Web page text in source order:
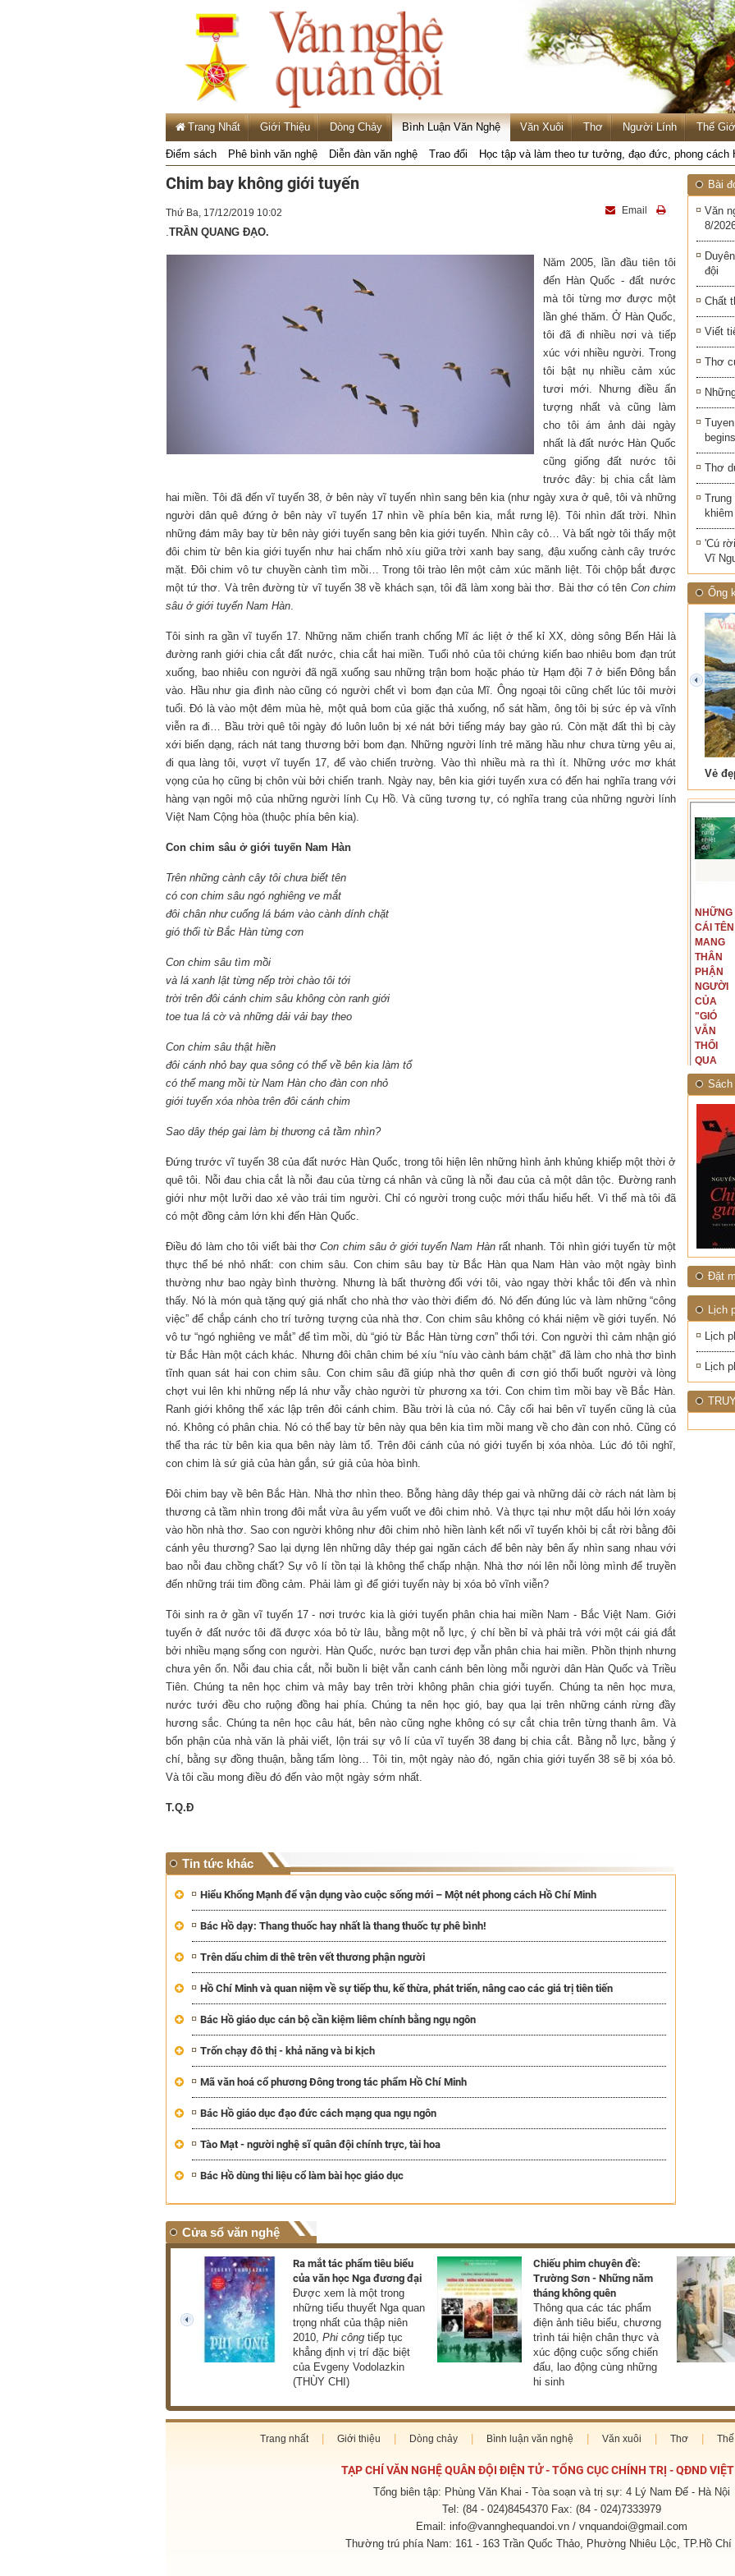
Trang Nhất Giới Thiệu Dòng Chảy Bình Luận Văn Nghệ Văn Xuôi Thơ Người Lính Thế
Điểm sách Phê bình văn nghệ Diễn đàn văn nghệ Trao đổi Học tập và làm theo tư tưởng, đạo đức, phong cách
Chim bay không giới tuyến
Thứ Ba, 17/12/2019 10:02 Email
.TRẦN QUANG ĐẠO.
Năm 2005, lần đầu tiên tôi
đến Hàn Quốc - đất nước
mà tôi từng mơ được một
lần ghé thăm. Ở Hàn Quốc,
tôi đã đi nhiều nơi và tiếp
xúc với nhiều người. Trong
tôi bật nụ nhiều cảm xúc
tươi mới. Nhưng điều ấn
tượng nhất và cũng làm
cho tôi ám ảnh dài ngày
nhất là đất nước Hàn Quốc
cũng giống đất nước tôi
trước đây: bị chia cắt làm
hai miền. Tôi đã đến vĩ tuyến 38, ở bên này vĩ tuyến nhìn sang bên kia (như ngày xưa ở quê, tôi và những
người dân quê đứng ở bên này vĩ tuyến 17 nhìn về phía bên kia, mắt rưng lệ). Tôi nhìn đất trời. Nhìn
những đám mây bay từ bên này giới tuyến sang bên kia giới tuyến. Nhìn cây cỏ… Và bất ngờ tôi thấy một
đôi chim từ bên kia giới tuyến như hai chấm nhỏ xíu giữa trời xanh bay sang, đậu xuống cành cây trước
mặt. Đôi chim vô tư chuyền cành tìm mồi… Trong tôi trào lên một cảm xúc mãnh liệt. Tôi chộp bắt được
một tứ thơ. Và trên đường từ vĩ tuyến 38 về khách sạn, tôi đã làm xong bài thơ. Bài thơ có tên Con chim
sâu ở giới tuyến Nam Hàn.
Tôi sinh ra gần vĩ tuyến 17. Những năm chiến tranh chống Mĩ ác liệt ở thế kỉ XX, dòng sông Bến Hải là
đường ranh giới chia cắt đất nước, chia cắt hai miền. Tuổi nhỏ của tôi chứng kiến bao nhiêu bom đạn trút
xuống, bao nhiêu con người đã ngã xuống sau những trận bom hoặc pháo từ Hạm đội 7 ở biển Đông bắn
vào. Hầu như gia đình nào cũng có người chết vì bom đạn của Mĩ. Ông ngoại tôi cũng chết lúc tôi mười
tuổi. Đó là vào một đêm mùa hè, một quả bom của giặc thả xuống, nổ sát hầm, ông tôi bị sức ép và vĩnh
viễn ra đi… Bầu trời quê tôi ngày đó luôn luôn bị xé nát bởi tiếng máy bay gào rú. Còn mặt đất thì bị cày
xới biến dạng, rách nát tang thương bởi bom đạn. Những người lính trẻ măng hầu như chưa từng yêu ai,
đi qua làng tôi, vượt vĩ tuyến 17, để vào chiến trường. Vào thì nhiều mà ra thì ít. Những ước mơ khát
vọng của họ cũng bị chôn vùi bởi chiến tranh. Ngày nay, bên kia giới tuyến xưa có đến hai nghĩa trang với
hàng vạn ngôi mộ của những người lính Cụ Hồ. Và cũng tương tự, có nghĩa trang của những người lính
Việt Nam Cộng hòa (thuộc phía bên kia).
Con chim sâu ở giới tuyến Nam Hàn
Trên những cành cây tôi chưa biết tên
có con chim sâu ngó nghiêng ve mắt
đôi chân như cuống lá bám vào cành dính chặt
gió thổi từ Bắc Hàn từng cơn
Con chim sâu tìm mồi
và lá xanh lật từng nếp trời chào tôi tới
trời trên đôi cánh chim sâu không còn ranh giới
toe tua lá cờ và những dải vải bay theo
Con chim sâu thật hiền
đôi cánh nhỏ bay qua sông có thể về bên kia làm tổ
có thể mang mồi từ Nam Hàn cho đàn con nhỏ
giới tuyến xóa nhòa trên đôi cánh chim
Sao dây thép gai làm bị thương cả tầm nhìn?
Đứng trước vĩ tuyến 38 của đất nước Hàn Quốc, trong tôi hiện lên những hình ảnh khủng khiếp một thời ở
quê tôi. Nỗi đau chia cắt là nỗi đau của từng cá nhân và cũng là nỗi đau của cả một dân tộc. Đường ranh
giới như một lưỡi dao xẻ vào trái tim người. Chỉ có người trong cuộc mới thấu hiểu hết. Vì thế mà tôi đã
có một đồng cảm lớn khi đến Hàn Quốc.
Điều đó làm cho tôi viết bài thơCon chim sâu ở giới tuyến Nam Hànrất nhanh. Tôi nhìn giới tuyến từ một
thực thể bé nhỏ nhất: con chim sâu. Con chim sâu bay từ Bắc Hàn qua Nam Hàn vào một ngày bình
thường như bao ngày bình thường. Nhưng là bất thường đối với tôi, vào ngay thời khắc tôi đến và nhìn
thấy. Nó là món quà tặng quý giá nhất cho nhà thơ vào thời điểm đó. Nó đến đúng lúc và làm những “công
việc” để chắp cánh cho trí tưởng tượng của nhà thơ. Con chim sâu không có khái niệm về giới tuyến. Nó
vô tư “ngó nghiêng ve mắt” để tìm mồi, dù “gió từ Bắc Hàn từng cơn” thổi tới. Con người thì cảm nhận gió
từ Bắc Hàn một cách khác. Nhưng đôi chân chim bé xíu “níu vào cành bám chặt” đã làm cho nhà thơ bình
tĩnh quan sát hai con chim sâu. Con chim sâu đã giúp nhà thơ quên đi cơn gió thổi buốt người và lòng
chợt vui lên khi những nếp lá như vẫy chào người từ phương xa tới. Con chim tìm mồi bay về Bắc Hàn.
Ranh giới không thể xác lập trên đôi cánh chim. Bầu trời là của nó. Cây cối hai bên vĩ tuyến cũng là của
nó. Không có phân chia. Nó có thể bay từ bên này qua bên kia tìm mồi mang về cho đàn con nhỏ. Cũng có
thể tha rác từ bên kia qua bên này làm tổ. Trên đôi cánh của nó giới tuyến bị xóa nhòa. Lúc đó tôi nghĩ,
con chim là sứ giả của hàn gắn, sứ giả của hòa bình.
Đôi chim bay về bên Bắc Hàn. Nhà thơ nhìn theo. Bỗng hàng dây thép gai và những dải cờ rách nát làm bị
thương cả tầm nhìn trong đôi mắt vừa âu yếm vuốt ve đôi chim nhỏ. Và thực tại như một dấu hỏi lớn xoáy
vào hồn nhà thơ. Sao con người không như đôi chim nhỏ hiền lành kết nối vĩ tuyến khỏi bị cắt rời bằng đôi
cánh yêu thương? Sao lại dựng lên những dây thép gai ngăn cách để bên này bên ấy nhìn sang nhau với
bao nỗi đau chồng chất? Sự vô lí tồn tại là không thể chấp nhận. Nhà thơ nói lên nỗi lòng mình để truyền
đến những trái tim đồng cảm. Phải làm gì để giới tuyến này bị xóa bỏ vĩnh viễn?
Tôi sinh ra ở gần vĩ tuyến 17 - nơi trước kia là giới tuyến phân chia hai miền Nam - Bắc Việt Nam. Giới
tuyến ở đất nước tôi đã được xóa bỏ từ lâu, bằng một nỗ lực, ý chí bền bỉ và phải trả với một cái giá đắt
bởi nhiều mạng sống con người. Hàn Quốc, nước bạn tươi đẹp vẫn phân chia hai miền. Phồn thịnh nhưng
chưa yên ổn. Nỗi đau chia cắt, nỗi buồn li biệt vẫn canh cánh bên lòng mỗi người dân Hàn Quốc và Triều
Tiên. Chúng ta nên học chim và mây bay trên trời không phân chia giới tuyến. Chúng ta nên học mưa,
nước tưới đều cho ruộng đồng hai phía. Chúng ta nên học gió, bay qua lại trên những cánh rừng đầy
hương sắc. Chúng ta nên học câu hát, bên nào cũng nghe không có sự cắt chia trên từng thanh âm. Và
bổn phận của nhà văn là phải viết, lộn trái sự vô lí của vĩ tuyến 38 đang bị chia cắt. Bằng nỗ lực, bằng ý
chí, bằng sự đồng thuận, bằng tấm lòng… Tôi tin, một ngày nào đó, ngăn chia giới tuyến 38 sẽ bị xóa bỏ.
Và tôi cầu mong điều đó đến vào một ngày sớm nhất.
T.Q.Đ
Tin tức khác
Hiểu Khổng Mạnh để vận dụng vào cuộc sống mới – Một nét phong cách Hồ Chí Minh
Bác Hồ dạy: Thang thuốc hay nhất là thang thuốc tự phê bình!
Trên dấu chim di thê trên vết thương phận người
Hồ Chí Minh và quan niệm về sự tiếp thu, kế thừa, phát triển, nâng cao các giá trị tiên tiến
Bác Hồ giáo dục cán bộ cần kiệm liêm chính bằng ngụ ngôn
Trốn chạy đô thị - khả năng và bi kịch
Mã văn hoá cổ phương Đông trong tác phẩm Hồ Chí Minh
Bác Hồ giáo dục đạo đức cách mạng qua ngụ ngôn
Tào Mạt - người nghệ sĩ quân đội chính trực, tài hoa
Bác Hồ dùng thi liệu cổ làm bài học giáo dục
Bài
Văn
8/
đội
Chất
Viết
Thơ
Thơ
'Cú
Vĩ
Ống
Mùa xanh Tam Cốc Lẫm liệt Hải Vân quan
prev
NHỮNG
NGƯỜI
NHỮNG
TÔI VIẾT
Tôi từng hình dung viết văn là
công việc của sự hư cấu, một
hành trình phác dựng thế giới từ
do tạo hình mọi thứ theo ý mình...
(TRẦN THỊ TÚ NGỌC)
NHỮNG
CÁI TÊN
MANG
THÂN
PHẬN
NGƯỜI
CỦA
"GIÓ
VẪN
THỔI
QUA
RỪNG
NHIỆT
ĐỚI"
Đặt
Lịch
Lịch
Lịch
Cửa sổ văn nghệ
phẩm tiêu biểu thuộc nhiều
Ra mắt tác phẩm tiêu biểu
của văn học Nga đương đại
Được xem là một trong
những tiểu thuyết Nga quan
trọng nhất của thập niên
2010, Phi công tiếp tục
khẳng định vị trí đặc biệt
của Evgeny Vodolazkin
(THÙY CHI)
Chiếu phim chuyên đề:
Trường Sơn - Những năm
tháng không quên
Thông qua các tác phẩm
điện ảnh tiêu biểu, chương
trình tái hiện chân thực và
xúc động cuộc sống chiến
đấu, lao động cùng những
hi sinh
prev
Trang nhất Giới thiệu Dòng chảy Bình luận văn nghệ Văn xuôi Thơ
TẠP CHÍ VĂN NGHỆ QUÂN ĐỘI ĐIỆN TỬ - TỔNG CỤC CHÍNH TRỊ - QĐND
Tổng biên tập: Phùng Văn Khai - Tòa soạn và trị sự: 4 Lý Nam Đế - Hà Nội
Tel: (84 - 024)8454370 Fax: (84 - 024)7333979
Email: info@vannghequandoi.vn / vnquandoi@gmail.com
Thường trú phía Nam: 161 - 163 Trần Quốc Thảo, Phường Nhiêu Lộc, TP.Hồ Chí